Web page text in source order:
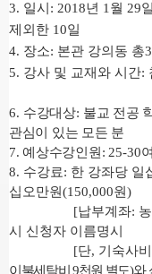
3. 일시: 2018년 1월 29
제외한 10일
4. 장소: 본관 강의동 총
5. 강사 및 교재와 시간:
6. 수강대상: 불교 전공
관심이 있는 모든 분
7. 예상수강인원:25-30
8. 수강료: 한 강좌당 일
십오만원(150,000원)
[납부계좌:
시 신청자 이름명시
[단, 기숙사비
이불세탁비 9천원 별도)와